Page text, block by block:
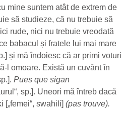
mine suntem atât de extrem de
să studieze, că nu trebuie să
rude, nici nu trebuie vreodată
babacul și fratele lui mai mare
și mă îndoiesc că ar primi voturi
l omoare. Există un cuvânt în
Pues que sigan
sp.]. Uneori mă întreb dacă
swahili] (pas trouve).